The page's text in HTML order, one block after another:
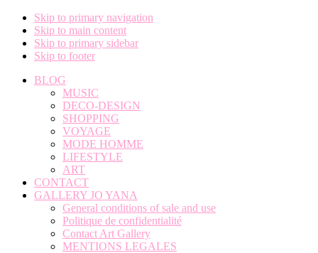
Skip to primary navigation
Skip to main content
Skip to primary sidebar
Skip to footer
BLOG
MUSIC
DECO-DESIGN
SHOPPING
VOYAGE
MODE HOMME
LIFESTYLE
ART
CONTACT
GALLERY JO YANA
General conditions of sale and use
Politique de confidentialité
Contact Art Gallery
MENTIONS LEGALES